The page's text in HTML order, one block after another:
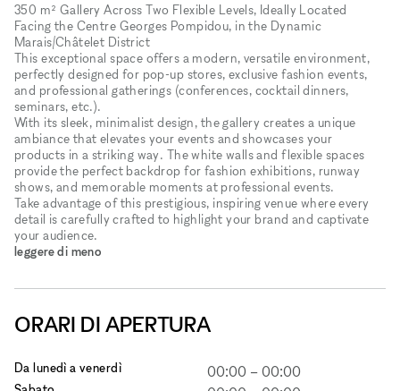
350 m² Gallery Across Two Flexible Levels, Ideally Located
Facing the Centre Georges Pompidou, in the Dynamic
Marais/Châtelet District
This exceptional space offers a modern, versatile environment,
perfectly designed for pop-up stores, exclusive fashion events,
and professional gatherings (conferences, cocktail dinners,
seminars, etc.).
With its sleek, minimalist design, the gallery creates a unique
ambiance that elevates your events and showcases your
products in a striking way. The white walls and flexible spaces
provide the perfect backdrop for fashion exhibitions, runway
shows, and memorable moments at professional events.
Take advantage of this prestigious, inspiring venue where every
detail is carefully crafted to highlight your brand and captivate
your audience.
leggere di meno
ORARI DI APERTURA
Da lunedì a venerdì 00:00 – 00:00